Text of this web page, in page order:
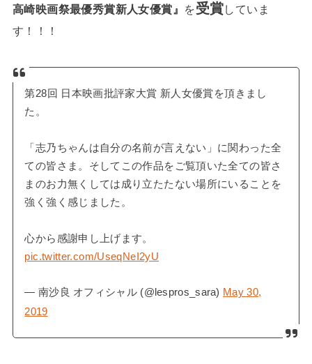
高崎映画祭最優秀賞新人女優賞』
を受賞していま
す！！！
第28回 日本映画批評家大賞 新人女優賞を頂きまし
た。
「志乃ちゃんは自分の名前が言えない」に関わった全
ての皆さま。そしてこの作品をご覧頂いた全ての皆さ
まのお力無くしては成り立たたない場所にいることを
強く強く感じました。
心から感謝申し上げます。
pic.twitter.com/UseqNeI2yU
— 南沙良 オフィシャル (@lespros_sara) May 30,
2019